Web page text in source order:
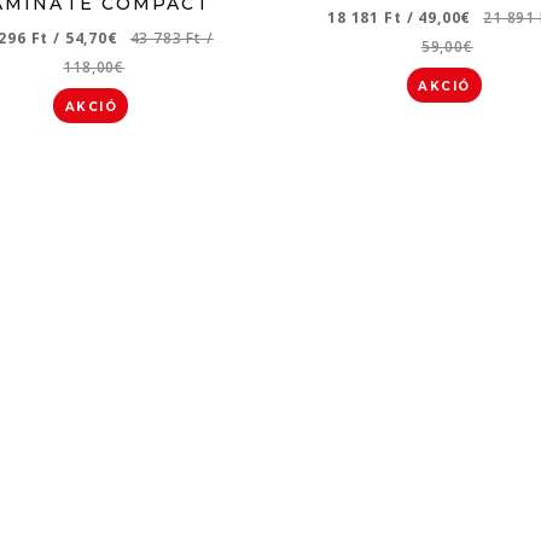
Ft/ 54,70€ 43 783 Ft/
118,00€
AKCIÓ
18 181 Ft / 49,00€ 21
59,00€
AKCIÓ